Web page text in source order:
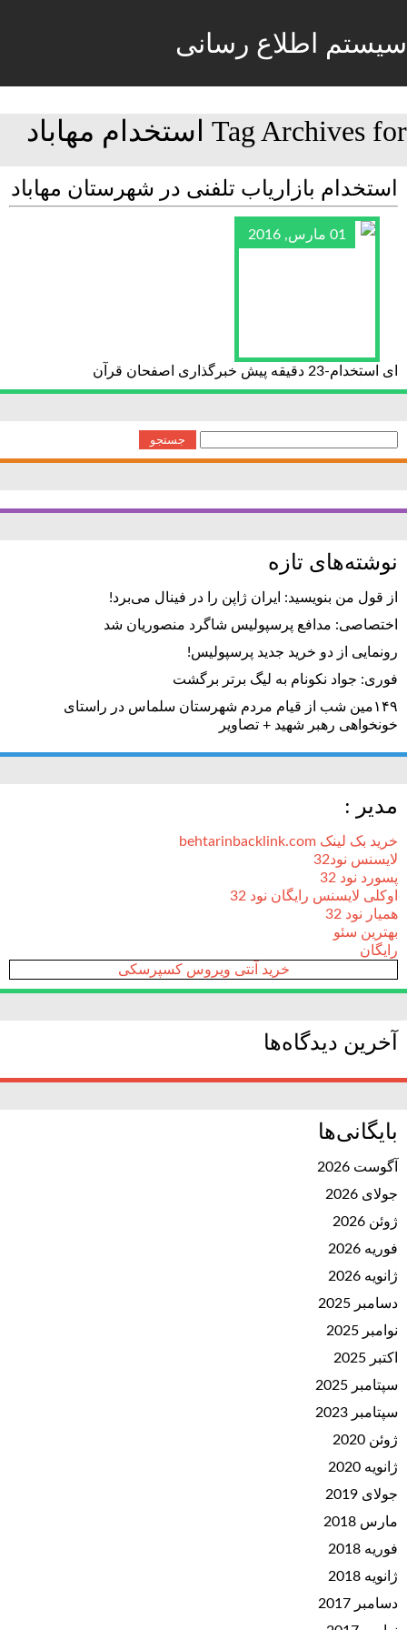
سیستم اطلاع رسانی
Tag Archives for استخدام مهاباد
استخدام بازاریاب تلفنی در شهرستان مهاباد
01 مارس, 2016
ای استخدام-23 دقیقه پیش خبرگذاری اصفحان قرآن
برای:
نوشته‌های تازه
از قول من بنویسید: ایران ژاپن را در فینال می‌برد!
اختصاصی: مدافع پرسپولیس شاگرد منصوریان شد
رونمایی از دو خرید جدید پرسپولیس!
فوری: جواد نکونام به لیگ برتر برگشت
۱۴۹مین شب از قیام مردم شهرستان سلماس در راستای
خونخواهی رهبر شهید + تصاویر
مدیر :
خرید بک لینک behtarinbacklink.com
لایسنس نود32
پسورد نود 32
اوکلی لایسنس رایگان نود 32
همیار نود 32
بهترین سئو
رایگان
خرید آنتی ویروس کسپرسکی
آخرین دیدگاه‌ها
بایگانی‌ها
آگوست 2026
جولای 2026
ژوئن 2026
فوریه 2026
ژانویه 2026
دسامبر 2025
نوامبر 2025
اکتبر 2025
سپتامبر 2025
سپتامبر 2023
ژوئن 2020
ژانویه 2020
جولای 2019
مارس 2018
فوریه 2018
ژانویه 2018
دسامبر 2017